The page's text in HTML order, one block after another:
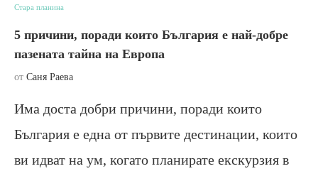
Стара планина
5 причини, поради които България е най-добре
пазената тайна на Европа
от Саня Раева
Има доста добри причини, поради които
България е една от първите дестинации, които
ви идват на ум, когато планирате екскурзия в